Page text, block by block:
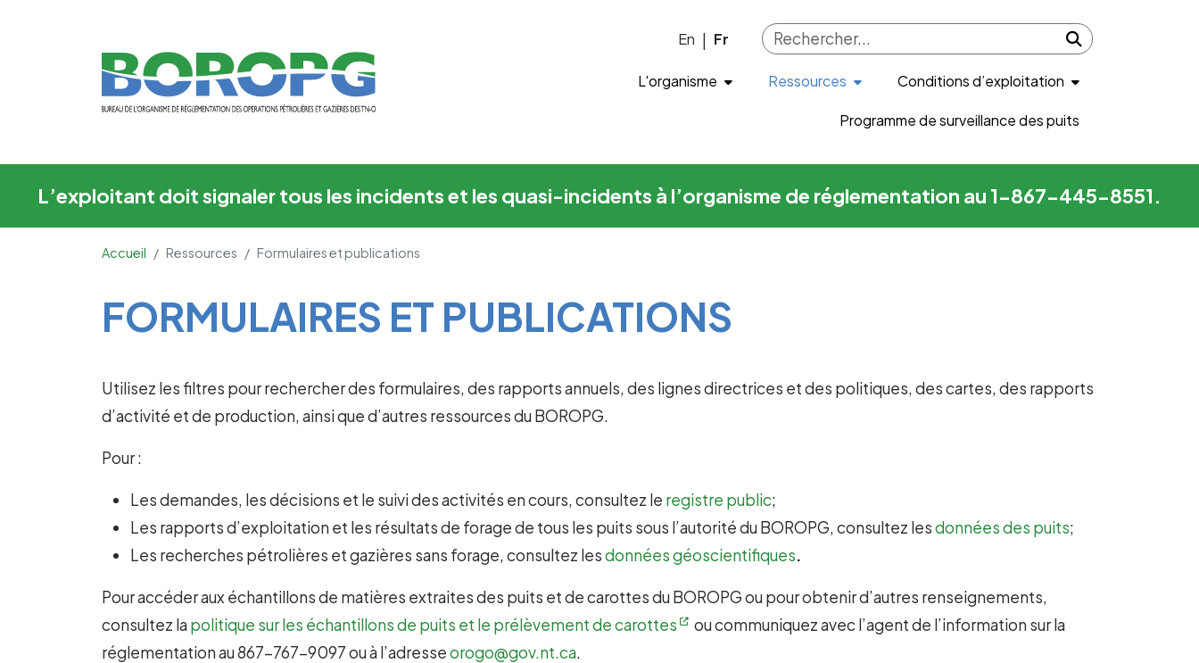
En Fr
Submit search
L'organisme Ressources Conditions d’exploitation
Programme de surveillance des puits
L’exploitant doit signaler tous les incidents et les quasi-incidents à l’organisme de réglementation au 1-867-445-8551.
Accueil Ressources Formulaires et publications
Main Content
FORMULAIRES ET PUBLICATIONS
Utilisez les filtres pour rechercher des formulaires, des rapports annuels, des lignes directrices et des politiques, des cartes, des rapports
d’activité et de production, ainsi que d’autres ressources du BOROPG.
Pour :
Les demandes, les décisions et le suivi des activités en cours, consultez le registre public;
Les rapports d’exploitation et les résultats de forage de tous les puits sous l’autorité du BOROPG, consultez lesdonnées des puits;
Les recherches pétrolières et gazières sans forage, consultez lesdonnées géoscientifiques.
Pour accéder aux échantillons de matières extraites des puits et de carottes du BOROPG ou pour obtenir d’autres renseignements,
consultez lapolitique sur les échantillons de puits et le prélèvement de carottes
ou communiquez avec l’agent de l’information sur la
réglementation au 867-767-9097 ou à l’adresseorogo@gov.nt.ca.